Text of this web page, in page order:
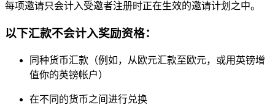
每项邀请只会计入受邀者注册时正在生效的邀请计划之中。
以下汇款不会计入奖励资格：
同种货币汇款（例如，从欧元汇款至欧元，或用英镑增
值你的英镑帐户）
在不同的货币之间进行兑换